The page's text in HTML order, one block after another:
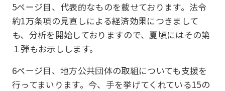
5ページ目、代表的なものを載せております。法令
約1万条項の見直しによる経済効果につきまして
も、分析を開始しておりますので、夏頃にはその第
１弾もお示しします。
6ページ目、地方公共団体の取組についても支援を
行ってまいります。今、手を挙げてくれている15の